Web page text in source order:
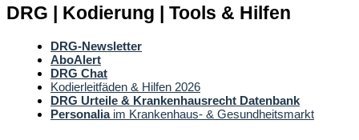
DRG | Kodierung | Tools & Hilfen
DRG-Newsletter
AboAlert
DRG Chat
Kodierleitfäden & Hilfen 2026
DRG Urteile & Krankenhausrecht Datenbank
Personaliaim Krankenhaus- & Gesundheitsmarkt